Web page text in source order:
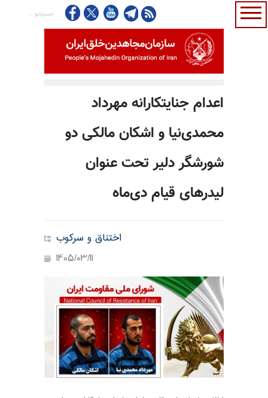
اعدام جنایتکارانه مهرداد
محمدی‌نیا و اشکان مالکی دو
شورشگر دلیر تحت عنوان
لیدرهای قیام دی‌ماه
اختناق و سرکوب
1405/03/11